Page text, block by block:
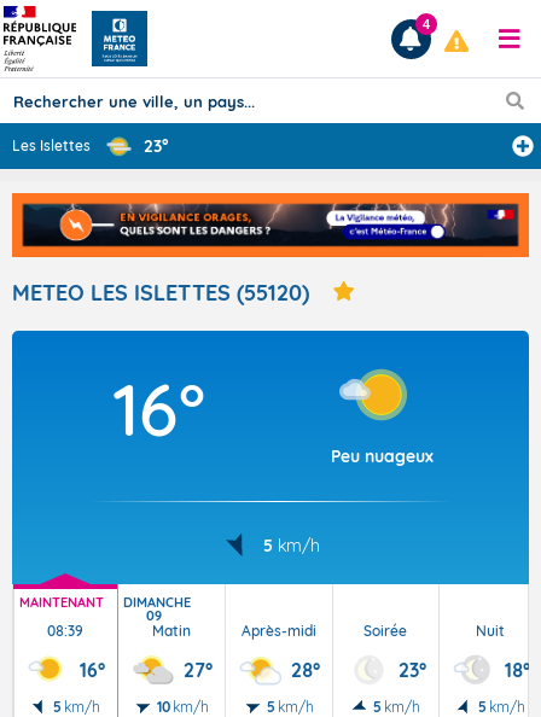
Prévisions
TOUS LES RÉSULTATS
Articles
4
Les Islettes 23°
METEO LES ISLETTES (55120)
16°
Peu nuageux
5 km/h
MAINTENANT
08:39
16°
5 km/h
DIMANCHE
09
Matin
27°
10 km/h
Après-midi
28°
5 km/h
Soirée
23°
5 km/h
Nuit
18°
5 km/h